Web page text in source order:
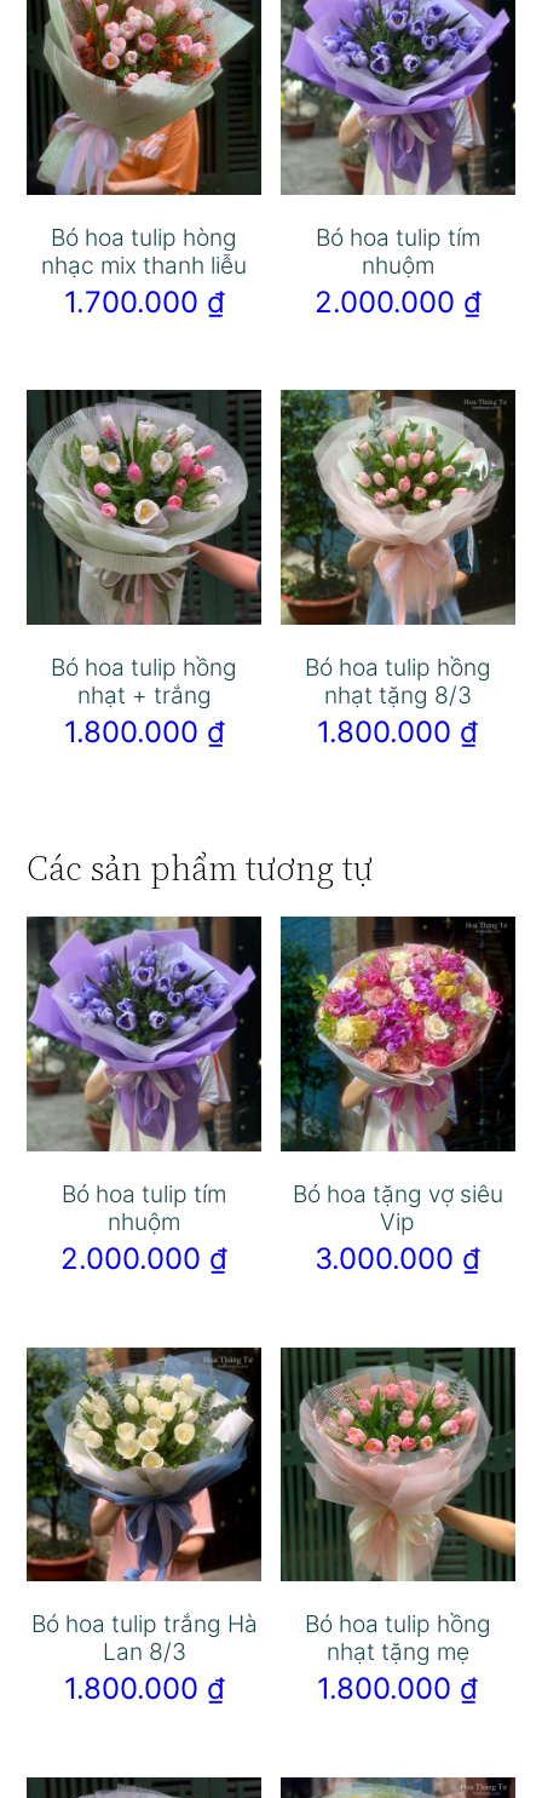
Bó hoa tulip hòng
nhạc mix thanh liễu
1.700.000 ₫
Bó hoa tulip tím
nhuộm
2.000.000 ₫
Bó hoa tulip hồng
nhạt + trắng
1.800.000 ₫
Bó hoa tulip hồng
nhạt tặng 8/3
1.800.000 ₫
Các sản phẩm tương tự
Bó hoa tulip tím
nhuộm
2.000.000 ₫
Bó hoa tặng vợ siêu
Vip
3.000.000 ₫
Bó hoa tulip trắng Hà
Lan 8/3
1.800.000 ₫
Bó hoa tulip hồng
nhạt tặng mẹ
1.800.000 ₫